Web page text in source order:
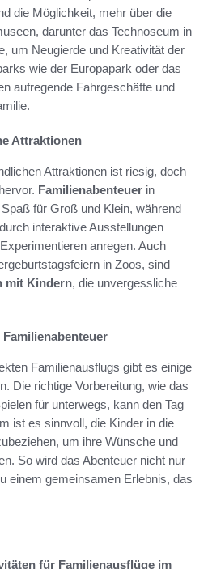
die Möglichkeit, mehr über die
darunter das Technoseum in
um Neugierde und Kreativität der
wie der Europapark oder das
aufregende Fahrgeschäfte und
Attraktionen
Attraktionen ist riesig, doch
Familienabenteuer in
für Groß und Klein, während
interaktive Ausstellungen
anregen. Auch
in Zoos, sind
mit Kindern, die unvergessliche
Familienausflugs gibt es einige
Die richtige Vorbereitung, wie das
für unterwegs, kann den Tag
ist es sinnvoll, die Kinder in die
um ihre Wünsche und
So wird das Abenteuer nicht nur
einem gemeinsamen Erlebnis, das
für Familienausflüge im